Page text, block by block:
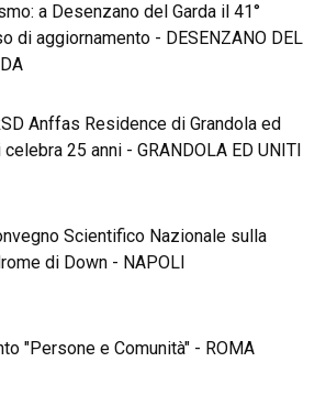
a Desenzano del Garda il 41°
di aggiornamento - DESENZANO DEL
Anffas Residence di Grandola ed
celebra 25 anni - GRANDOLA ED UNITI
Scientifico Nazionale sulla
di Down - NAPOLI
"Persone e Comunità" - ROMA